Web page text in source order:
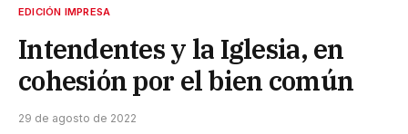
EDICIÓN IMPRESA
Intendentes y la Iglesia, en
cohesión por el bien común
29 de agosto de 2022